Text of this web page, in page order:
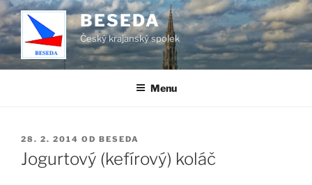
Přejít
k
obsahu
webu
BESEDA
Český krajanský spolek
Menu
PUBLIKOVÁNO
28. 2. 2014 OD BESEDA
Jogurtový (kefírový) koláč